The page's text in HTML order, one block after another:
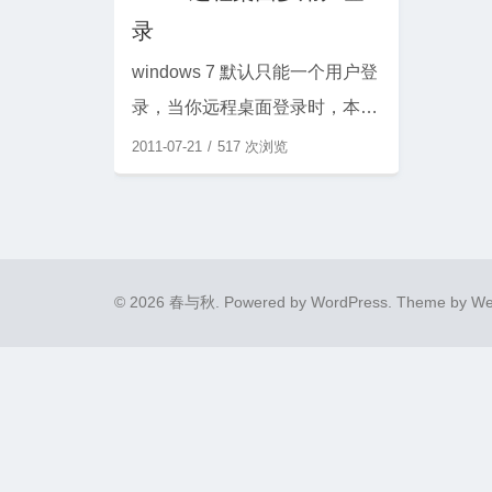
录
windows 7 默认只能一个用户登
录，当你远程桌面登录时，本地
桌面将自动退出。 就是新建一
个用户也一样不能同时使用。
2011-07-21 517 次浏览
© 2026 春与秋. Powered by WordPress. Theme by